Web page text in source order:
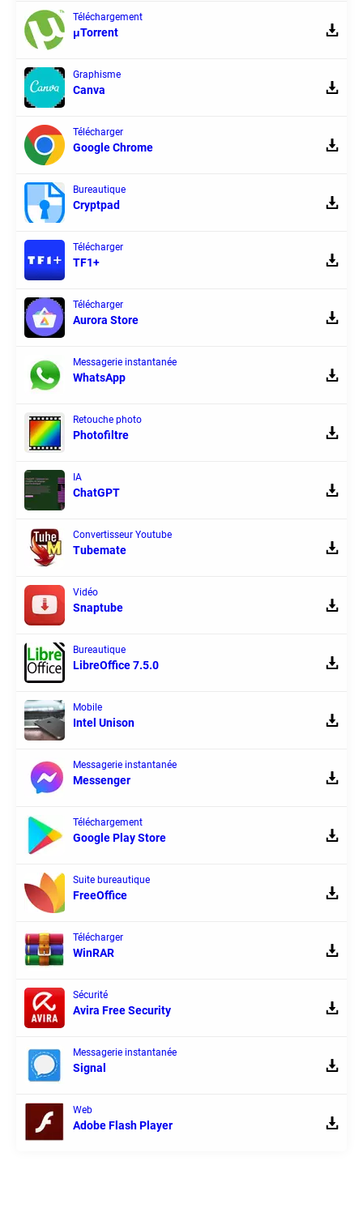
Téléchargement
μTorrent
Graphisme
Canva
Télécharger
Google Chrome
Bureautique
Cryptpad
Télécharger
TF1+
Télécharger
Aurora Store
Messagerie instantanée
WhatsApp
Retouche photo
Photofiltre
IA
ChatGPT
Convertisseur Youtube
Tubemate
Vidéo
Snaptube
Bureautique
LibreOffice 7.5.0
Mobile
Intel Unison
Messagerie instantanée
Messenger
Téléchargement
Google Play Store
Suite bureautique
FreeOffice
Télécharger
WinRAR
Sécurité
Avira Free Security
Messagerie instantanée
Signal
Web
Adobe Flash Player